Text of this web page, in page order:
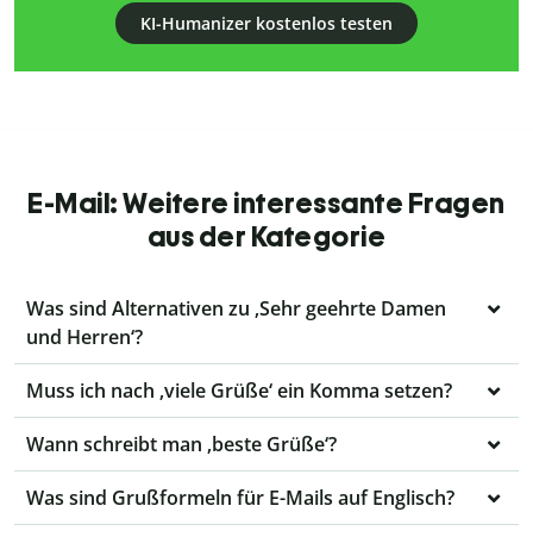
KI-Humanizer kostenlos testen
E-Mail: Weitere interessante Fragen
aus der Kategorie
Was sind Alternativen zu ‚Sehr geehrte Damen
und Herren‘?
Muss ich nach ‚viele Grüße‘ ein Komma setzen?
Wann schreibt man ‚beste Grüße‘?
Was sind Grußformeln für E-Mails auf Englisch?